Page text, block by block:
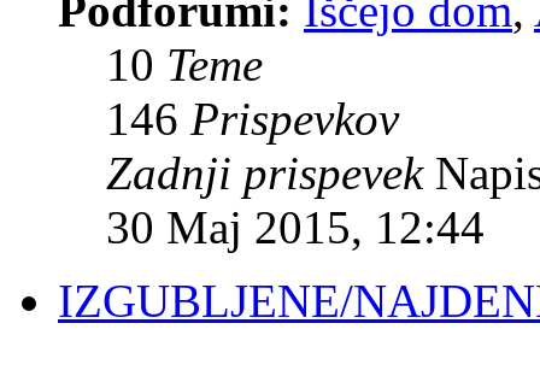
Podforumi: Iščejo dom,
10 Teme
146 Prispevkov
Zadnji prispevek
30 Maj 2015, 12:44
IZGUBLJENE/